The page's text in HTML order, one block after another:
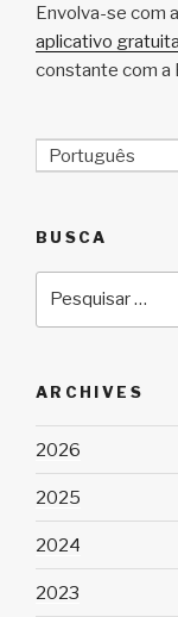
Envolva-se com
aplicativo
constante com a
Português
BUSCA
ARCHIVES
2026
2025
2024
2023